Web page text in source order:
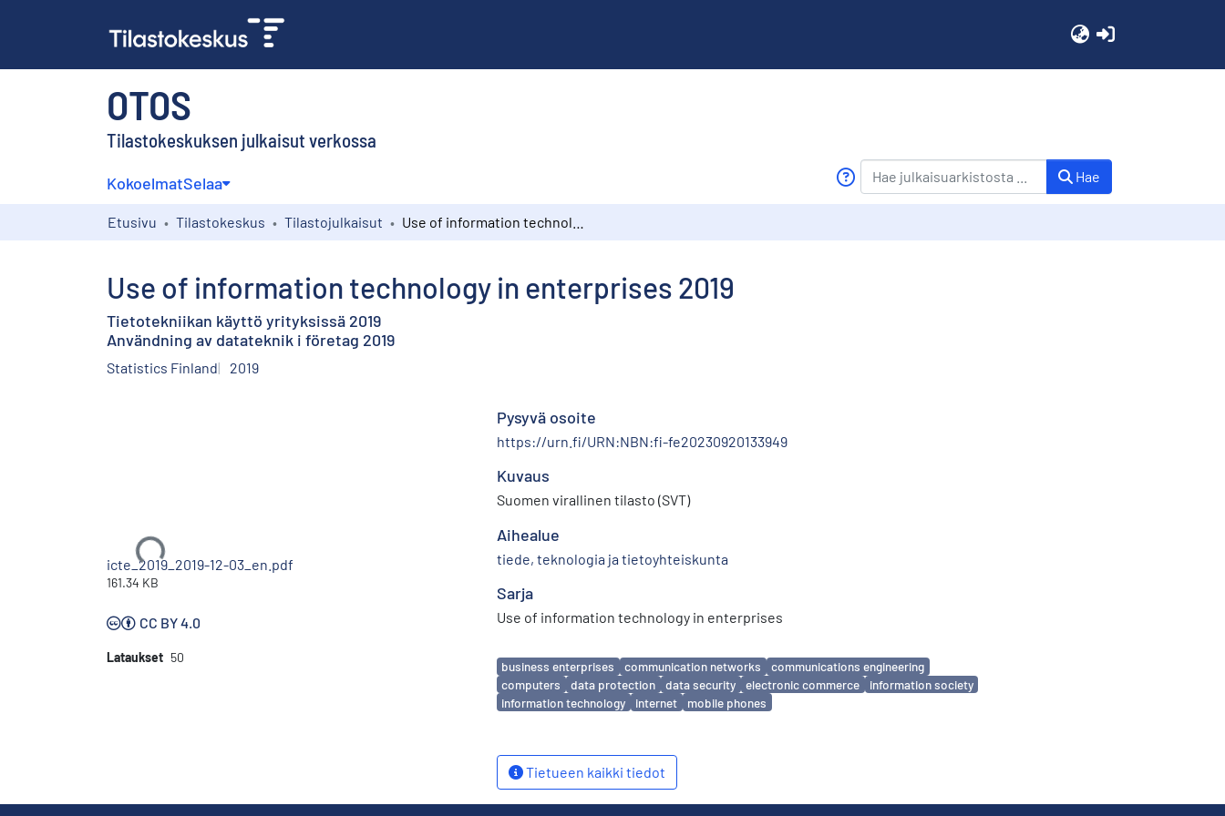
OTOS
Tilastokeskuksen julkaisut verkossa
KokoelmatSelaa Hae
Etusivu Tilastokeskus Tilastojulkaisut
Use of information technology in enterprises 2019
Tietotekniikan käyttö yrityksissä 2019
Användning av datateknik i företag 2019
Statistics Finland 2019
Ladataan...
icte_2019_2019-12-03_en.pdf
161.34 KB
CC BY 4.0
Lataukset 50
Pysyvä osoite
https://urn.fi/URN:NBN:fi-fe20230920133949
Kuvaus
Suomen virallinen tilasto (SVT)
Aihealue
tiede, teknologia ja tietoyhteiskunta
Sarja
Use of information technology in enterprises
Avainsanat
business enterprises communication networks
communications engineering
computers
data protection data security electronic commerce
information society
information technology
internet mobile phones
Tietueen kaikki tiedot